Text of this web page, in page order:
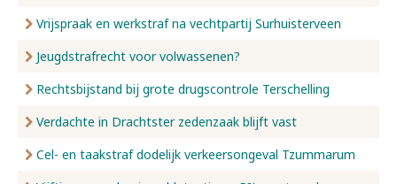
Vrijspraak en werkstraf na vechtpartij Surhuisterveen
Jeugdstrafrecht voor volwassenen?
Rechtsbijstand bij grote drugscontrole Terschelling
Verdachte in Drachtster zedenzaak blijft vast
Cel- en taakstraf dodelijk verkeersongeval Tzummarum